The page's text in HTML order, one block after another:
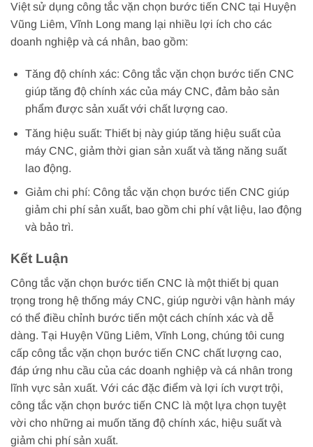
Việt sử dụng công tắc vặn chọn bước tiến CNC tại Huyện
Vũng Liêm, Vĩnh Long mang lại nhiều lợi ích cho các
doanh nghiệp và cá nhân, bao gồm:
Tăng độ chính xác: Công tắc vặn chọn bước tiến CNC
giúp tăng độ chính xác của máy CNC, đảm bảo sản
phẩm được sản xuất với chất lượng cao.
Tăng hiệu suất: Thiết bị này giúp tăng hiệu suất của
máy CNC, giảm thời gian sản xuất và tăng năng suất
lao động.
Giảm chi phí: Công tắc vặn chọn bước tiến CNC giúp
giảm chi phí sản xuất, bao gồm chi phí vật liệu, lao động
và bảo trì.
Kết Luận
Công tắc vặn chọn bước tiến CNC là một thiết bị quan
trọng trong hệ thống máy CNC, giúp người vận hành máy
có thể điều chỉnh bước tiến một cách chính xác và dễ
dàng. Tại Huyện Vũng Liêm, Vĩnh Long, chúng tôi cung
cấp công tắc vặn chọn bước tiến CNC chất lượng cao,
đáp ứng nhu cầu của các doanh nghiệp và cá nhân trong
lĩnh vực sản xuất. Với các đặc điểm và lợi ích vượt trội,
công tắc vặn chọn bước tiến CNC là một lựa chọn tuyệt
vời cho những ai muốn tăng độ chính xác, hiệu suất và
giảm chi phí sản xuất.